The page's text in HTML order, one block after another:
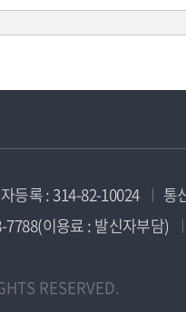
등록 : 314-82-10024
통
7788(이용료 : 발신자부담)
RESERVED.